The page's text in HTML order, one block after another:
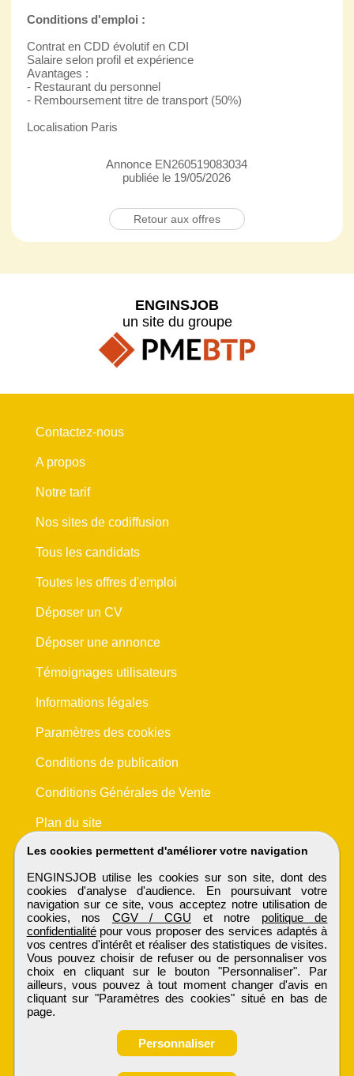
Conditions d'emploi :
Contrat en CDD évolutif en CDI
Salaire selon profil et expérience
Avantages :
- Restaurant du personnel
- Remboursement titre de transport (50%)
Localisation Paris
Annonce EN260519083034
publiée le 19/05/2026
Retour aux offres
Les cookies permettent d'améliorer votre navigation
ENGINSJOB utilise les cookies sur son site, dont des
cookies d'analyse d'audience. En poursuivant votre
navigation sur ce site, vous acceptez notre utilisation de
cookies, nos CGV / CGU et notre politique de
confidentialitépour vous proposer des services adaptés à
vos centres d'intérêt et réaliser des statistiques de visites.
Vous pouvez choisir de refuser ou de personnaliser vos
choix en cliquant sur le bouton "Personnaliser". Par
ailleurs, vous pouvez à tout moment changer d'avis en
cliquant sur "Paramètres des cookies" situé en bas de
page.
Personnaliser
ENGINSJOB
un site du groupe
Contactez-nous
A propos
Notre tarif
Nos sites de codiffusion
Tous les candidats
Toutes les offres d'emploi
Déposer un CV
Déposer une annonce
Témoignages utilisateurs
Informations légales
Paramètres des cookies
Conditions de publication
Conditions Générales de Vente
Plan du site